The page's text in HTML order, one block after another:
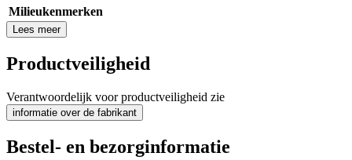
Milieukenmerken
Lees meer
Productveiligheid
Verantwoordelijk voor productveiligheid zie
informatie over de fabrikant
Bestel- en bezorginformatie